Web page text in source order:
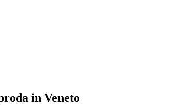
in Veneto